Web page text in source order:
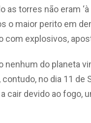
as torres não eram
o maior perito em
com explosivos,
nenhum do planeta
contudo, no dia 11
cair devido ao fogo,